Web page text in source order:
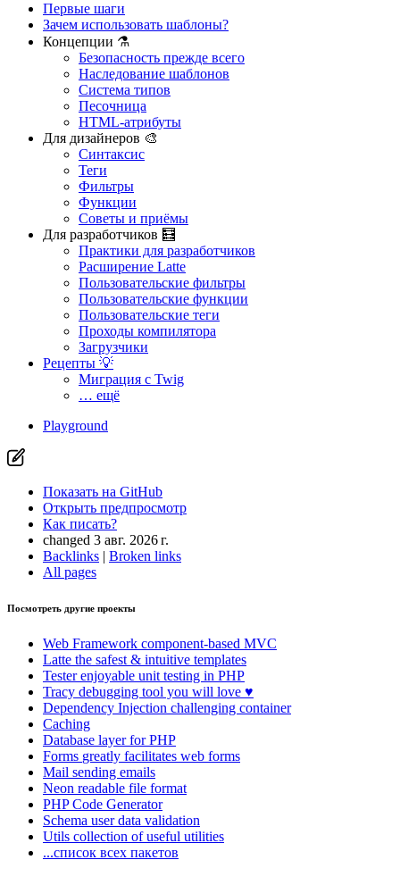
Первые шаги
Зачем использовать шаблоны?
Концепции ⚗️
Безопасность прежде всего
Наследование шаблонов
Система типов
Песочница
HTML-атрибуты
Для дизайнеров 🎨
Синтаксис
Теги
Фильтры
Функции
Советы и приёмы
Для разработчиков 🧮
Практики для разработчиков
Расширение Latte
Пользовательские фильтры
Пользовательские функции
Пользовательские теги
Проходы компилятора
Загрузчики
Рецепты 💡
Миграция с Twig
… ещё
Playground
Показать на GitHub
Открыть предпросмотр
Как писать?
changed 3 авг. 2026 г.
Backlinks | Broken links
All pages
Посмотреть другие проекты
Web Framework component-based MVC
Latte the safest & intuitive templates
Testerenjoyable unit testing in PHP
Tracy debugging tool you will love ♥
Dependency Injection challenging container
Caching
Database layer for PHP
Forms greatly facilitates web forms
Mail sending emails
Neon readable file format
PHP Code Generator
Schema user data validation
Utils collection of useful utilities
...список всех пакетов